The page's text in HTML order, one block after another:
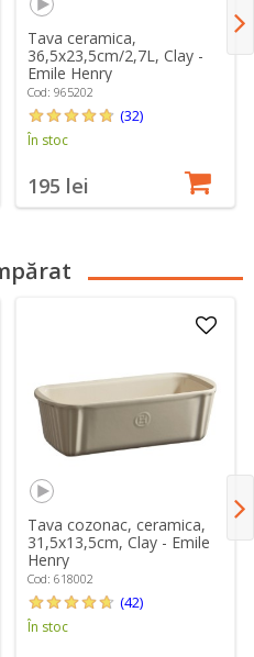
Tava ceramica,
36,5x23,5cm/2,7L, Clay -
Emile Henry
Cod: 965202
(32)
În stoc
195 lei
Tava cozonac, ceramica,
31,5x13,5cm, Clay - Emile
Henry
Cod: 618002
(42)
În stoc